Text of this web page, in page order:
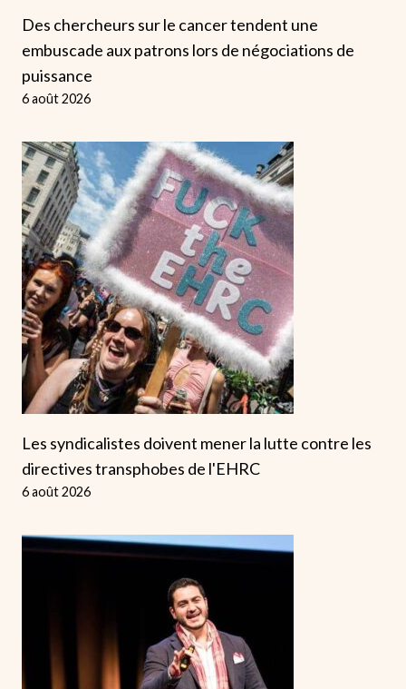
Des chercheurs sur le cancer tendent une
embuscade aux patrons lors de négociations de
puissance
6 août 2026
Les syndicalistes doivent mener la lutte contre les
directives transphobes de l'EHRC
6 août 2026